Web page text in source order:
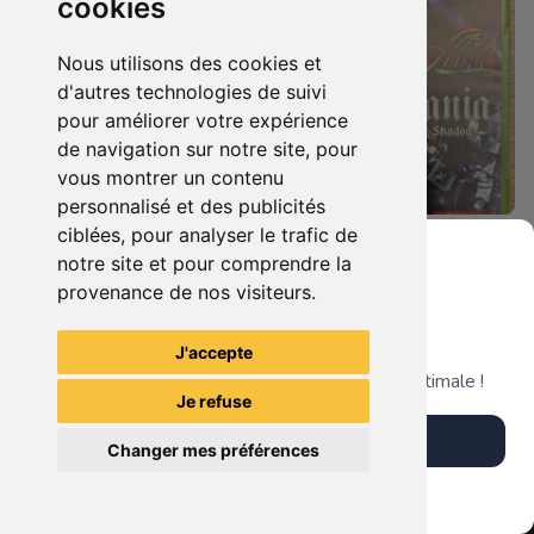
cookies
Nous utilisons des cookies et
d'autres technologies de suivi
pour améliorer votre expérience
de navigation sur notre site, pour
vous montrer un contenu
personnalisé et des publicités
ciblées, pour analyser le trafic de
notre site et pour comprendre la
provenance de nos visiteurs.
J'accepte
Je refuse
Changer mes préférences
9.90 € 0
Sid Meier's Civilization Revolution Xbox 360
19.90 €
TheGamingR83
Grenier du Geek
Télécharge notre app pour une expérience optimale !
Télécharger l'app